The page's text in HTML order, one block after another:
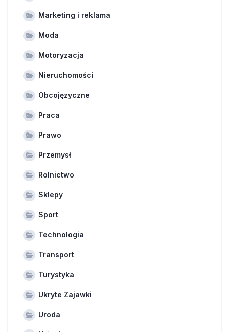
Marketing i reklama
Moda
Motoryzacja
Nieruchomości
Obcojęzyczne
Praca
Prawo
Przemysł
Rolnictwo
Sklepy
Sport
Technologia
Transport
Turystyka
Ukryte Zajawki
Uroda